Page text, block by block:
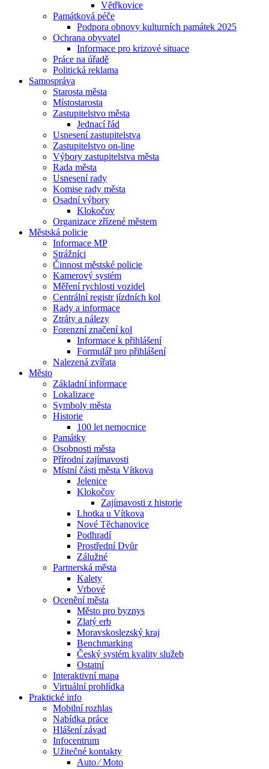
Větřkovice
Památková péče
Podpora obnovy kulturních památek 2025
Ochrana obyvatel
Informace pro krizové situace
Práce na úřadě
Politická reklama
Samospráva
Starosta města
Místostarosta
Zastupitelstvo města
Jednací řád
Usnesení zastupitelstva
Zastupitelstvo on-line
Výbory zastupitelstva města
Rada města
Usnesení rady
Komise rady města
Osadní výbory
Klokočov
Organizace zřízené městem
Městská policie
Informace MP
Strážníci
Činnost městské policie
Kamerový systém
Měření rychlosti vozidel
Centrální registr jízdních kol
Rady a informace
Ztráty a nálezy
Forenzní značení kol
Informace k přihlášení
Formulář pro přihlášení
Nalezená zvířata
Město
Základní informace
Lokalizace
Symboly města
Historie
100 let nemocnice
Památky
Osobnosti města
Přírodní zajímavosti
Místní části města Vítkova
Jelenice
Klokočov
Zajímavosti z historie
Lhotka u Vítkova
Nové Těchanovice
Podhradí
Prostřední Dvůr
Zálužné
Partnerská města
Kalety
Vrbové
Ocenění města
Město pro byznys
Zlatý erb
Moravskoslezský kraj
Benchmarking
Český systém kvality služeb
Ostatní
Interaktivní mapa
Virtuální prohlídka
Praktické info
Mobilní rozhlas
Nabídka práce
Hlášení závad
Infocentrum
Užitečné kontakty
Auto ⁄ Moto